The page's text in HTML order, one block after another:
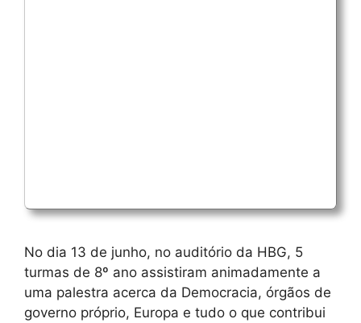
No dia 13 de junho, no auditório da HBG, 5
turmas de 8º ano assistiram animadamente a
uma palestra acerca da Democracia, órgãos de
governo próprio, Europa e tudo o que contribui